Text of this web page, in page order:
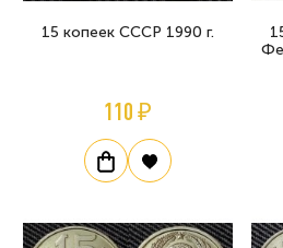
15 копеек СССР 1990 г.
110 ₽